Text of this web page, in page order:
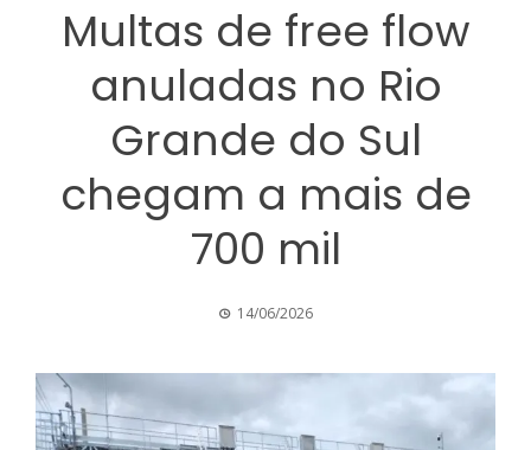
Multas de free flow
anuladas no Rio
Grande do Sul
chegam a mais de
700 mil
14/06/2026